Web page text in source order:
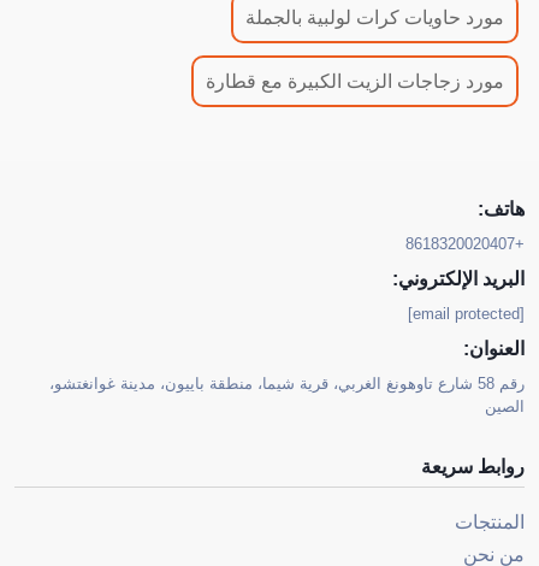
مورد حاويات كرات لولبية بالجملة
مورد زجاجات الزيت الكبيرة مع قطارة
هاتف:
+8618320020407
البريد الإلكتروني:
[email protected]
العنوان:
رقم 58 شارع تاوهونغ الغربي، قرية شيما، منطقة باييون، مدينة غوانغتشو،
الصين
روابط سريعة
المنتجات
من نحن